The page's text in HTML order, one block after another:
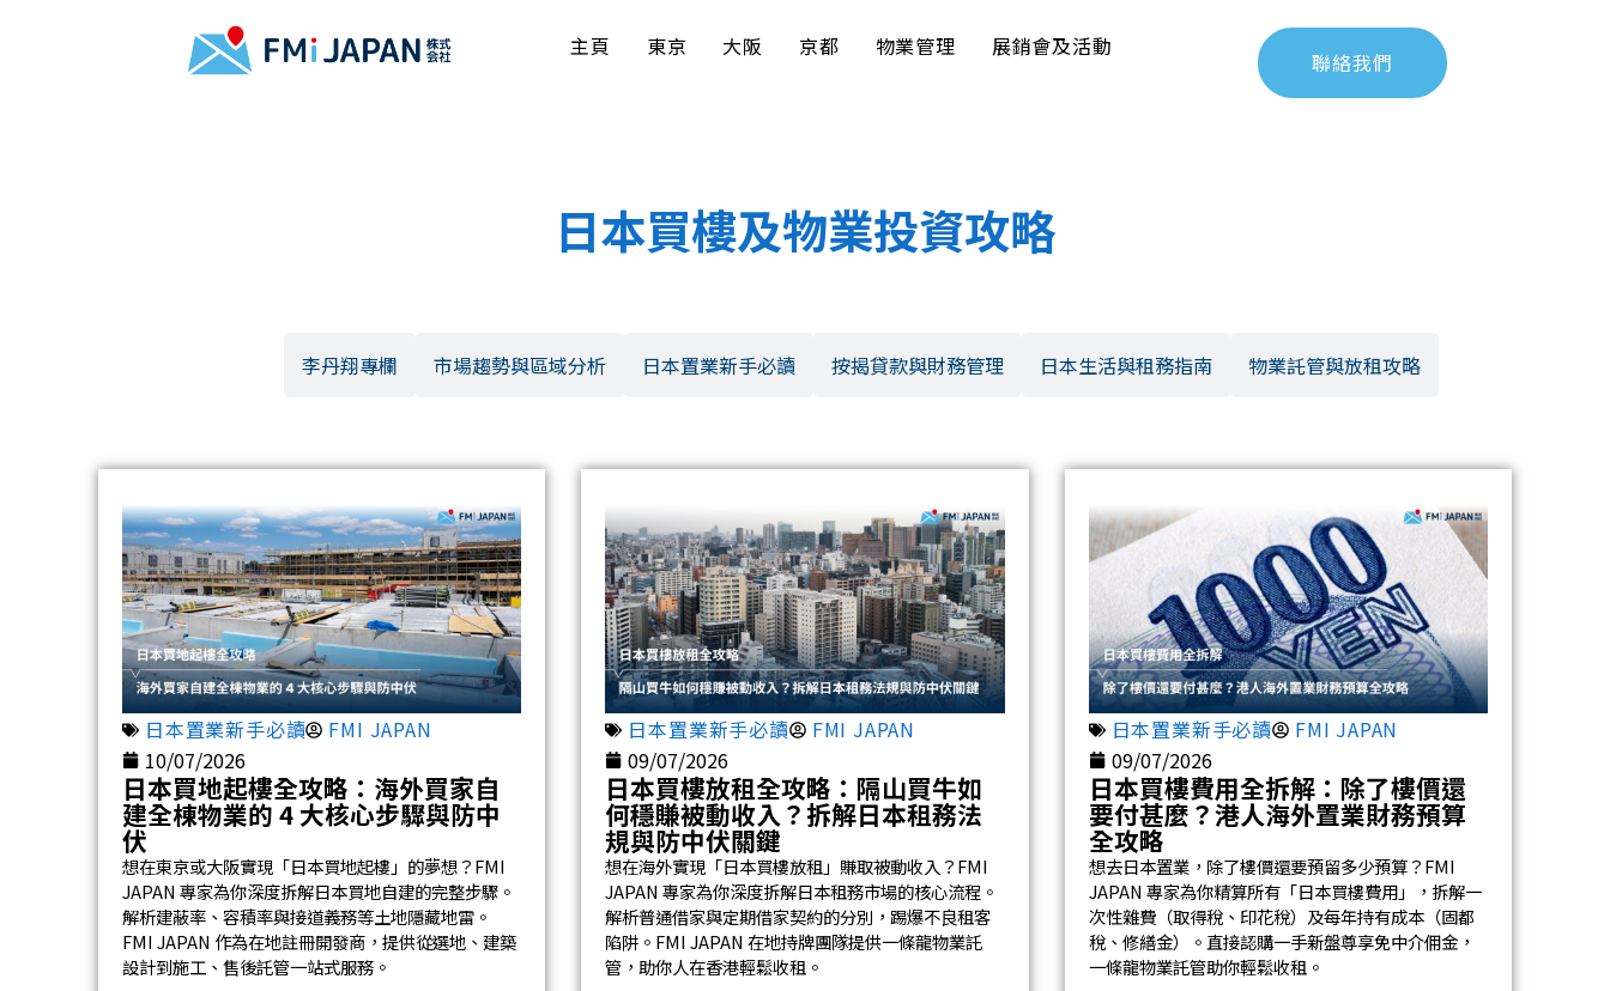
主頁 東京 大阪 京都 物業管理 展銷會及活動
聯絡我們
日本買樓及物業投資攻略
李丹翔專欄 市場趨勢與區域分析 日本置業新手必讀 按揭貸款與財務管理 日本生活與租務指南 物業託管與放租攻略
日本置業新手必讀
FMI JAPAN
10/07/2026
日本買地起樓全攻略：海外買家自
建全棟物業的 4 大核心步驟與防中
伏
想在東京或大阪實現「日本買地起樓」的夢想？FMI
JAPAN 專家為你深度拆解日本買地自建的完整步驟。
解析建蔽率、容積率與接道義務等土地隱藏地雷。
FMI JAPAN 作為在地註冊開發商，提供從選地、建築
設計到施工、售後託管一站式服務。
日本置業新手必讀
FMI JAPAN
09/07/2026
日本買樓放租全攻略：隔山買牛如
何穩賺被動收入？拆解日本租務法
規與防中伏關鍵
想在海外實現「日本買樓放租」賺取被動收入？FMI
JAPAN 專家為你深度拆解日本租務市場的核心流程。
解析普通借家與定期借家契約的分別，踢爆不良租客
陷阱。FMI JAPAN 在地持牌團隊提供一條龍物業託
管，助你人在香港輕鬆收租。
日本置業新手必讀
FMI JAPAN
09/07/2026
日本買樓費用全拆解：除了樓價還
要付甚麼？港人海外置業財務預算
全攻略
想去日本置業，除了樓價還要預留多少預算？FMI
JAPAN 專家為你精算所有「日本買樓費用」，拆解一
次性雜費（取得稅、印花稅）及每年持有成本（固都
稅、修繕金）。直接認購一手新盤尊享免中介佣金，
一條龍物業託管助你輕鬆收租。